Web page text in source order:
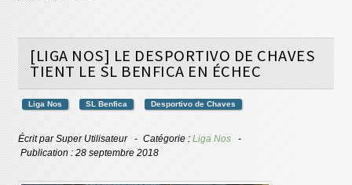
[LIGA NOS] LE DESPORTIVO DE CHAVES
TIENT LE SL BENFICA EN ÉCHEC
Liga Nos SL Benfica Desportivo de Chaves
Écrit parSuper Utilisateur Catégorie :Liga Nos
Publication : 28 septembre 2018